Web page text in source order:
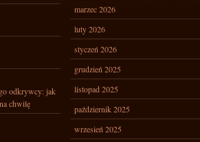
odkrywcy: jak
chwilę
marzec 2026
luty 2026
styczeń 2026
grudzień 2025
listopad 2025
październik 2025
wrzesień 2025